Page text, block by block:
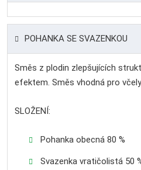
POHANKA SE SVAZENKOU
Směs z plodin zlepšujících
efektem. Směs vhodná pro
SLOŽENÍ:
Pohanka obecná 80 %
Svazenka vratičolistá 50